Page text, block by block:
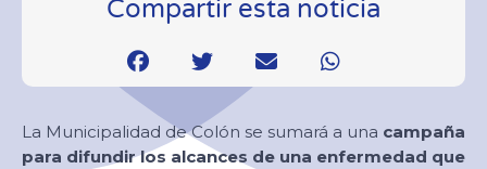
Compartir esta noticia
La Municipalidad de Colón se sumará a una campaña
para difundir los alcances de una enfermedad que